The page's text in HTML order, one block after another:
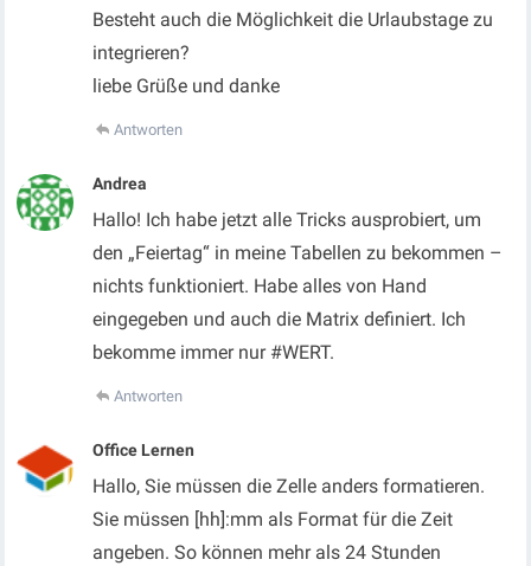
Besteht auch die Möglichkeit die Urlaubstage zu
integrieren?
liebe Grüße und danke
Antworten
Andrea
Hallo! Ich habe jetzt alle Tricks ausprobiert, um
den „Feiertag“ in meine Tabellen zu bekommen –
nichts funktioniert. Habe alles von Hand
eingegeben und auch die Matrix definiert. Ich
bekomme immer nur #WERT.
Antworten
Office Lernen
Hallo, Sie müssen die Zelle anders formatieren.
Sie müssen [hh]:mm als Format für die Zeit
angeben. So können mehr als 24 Stunden